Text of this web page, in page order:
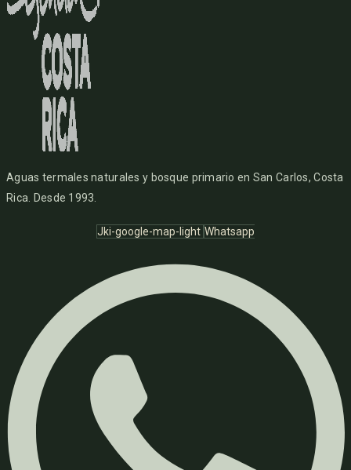
Aguas termales naturales y bosque primario en San Carlos, Costa
Rica. Desde 1993.
Jki-google-map-light Whatsapp